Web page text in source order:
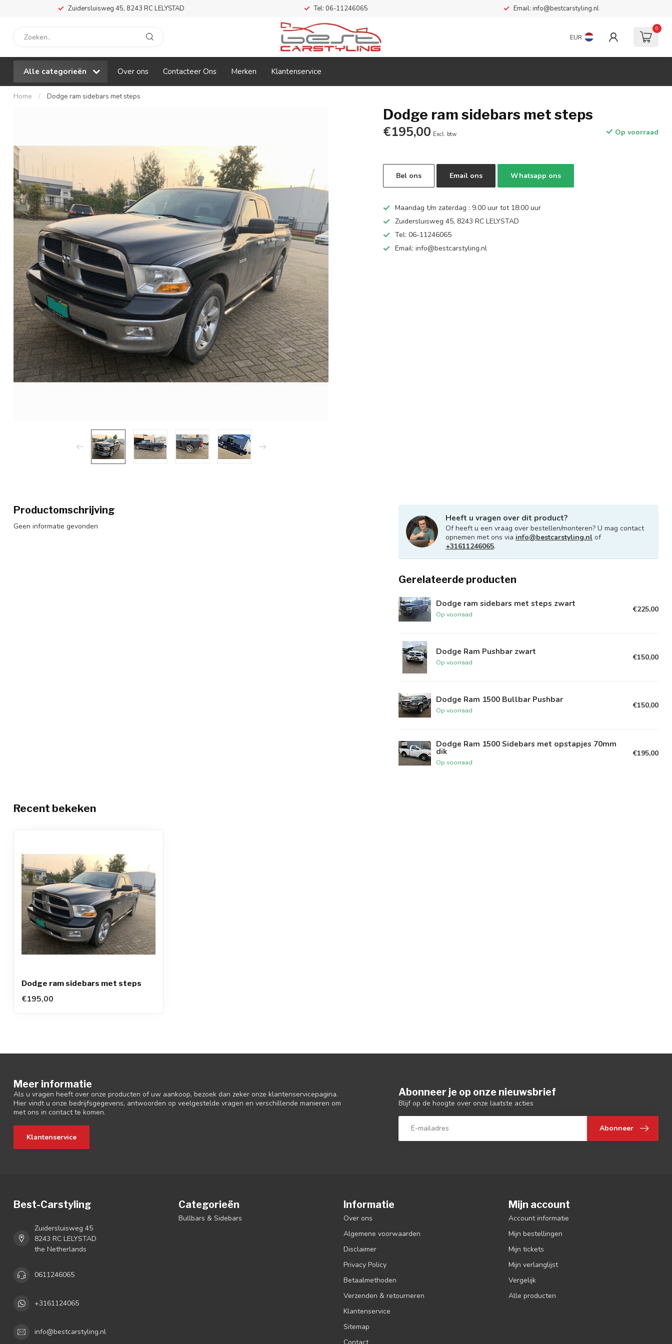
Zuidersluisweg 45, 8243 RC LELYSTAD Tel: 06-11246065 Email: info@bestcarstyling.nl
EUR
0
Alle categorieën Over ons Contacteer Ons Merken Klantenservice
Home / Dodge ram sidebars met steps
Dodge ram sidebars met steps
€195,00 Excl. btw Op voorraad
Bel ons Email ons Whatsapp ons
Maandag t/m zaterdag : 9.00 uur tot 18:00 uur
Zuidersluisweg 45, 8243 RC LELYSTAD
Tel: 06-11246065
Email:info@bestcarstyling.nl
Productomschrijving
Geen informatie gevonden
Heeft u vragen over dit product?
Of heeft u een vraag over bestellen/monteren? U mag contact
opnemen met ons via info@bestcarstyling.nl of
+31611246065.
Gerelateerde producten
Dodge ram sidebars met steps zwart
Op voorraad
€225,00
Dodge Ram Pushbar zwart
Op voorraad
€150,00
Dodge Ram 1500 Bullbar Pushbar
Op voorraad
€150,00
Dodge Ram 1500 Sidebars met opstapjes 70mm
dik
Op voorraad
€195,00
Recent bekeken
Dodge ram sidebars met steps
€195,00
Meer informatie
Als u vragen heeft over onze producten of uw aankoop, bezoek dan zeker onze klantenservicepagina.
Hier vindt u onze bedrijfsgegevens, antwoorden op veelgestelde vragen en verschillende manieren om
met ons in contact te komen.
Klantenservice
Abonneer je op onze nieuwsbrief
Blijf op de hoogte over onze laatste acties
Abonneer
Best-Carstyling
Zuidersluisweg 45
8243 RC LELYSTAD
the Netherlands
0611246065
+3161124065
info@bestcarstyling.nl
Categorieën
Bullbars & Sidebars
Informatie
Over ons
Algemene voorwaarden
Disclaimer
Privacy Policy
Betaalmethoden
Verzenden & retourneren
Klantenservice
Sitemap
Mijn account
Account informatie
Mijn bestellingen
Mijn tickets
Mijn verlanglijst
Vergelijk
Alle producten